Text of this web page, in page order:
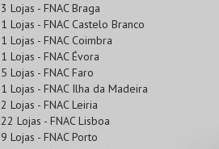
3 Lojas - FNAC Braga
1 Lojas - FNAC Castelo Branco
1 Lojas - FNAC Coimbra
1 Lojas - FNAC Évora
5 Lojas - FNAC Faro
1 Lojas - FNAC Ilha da Madeira
2 Lojas - FNAC Leiria
22 Lojas - FNAC Lisboa
9 Lojas - FNAC Porto